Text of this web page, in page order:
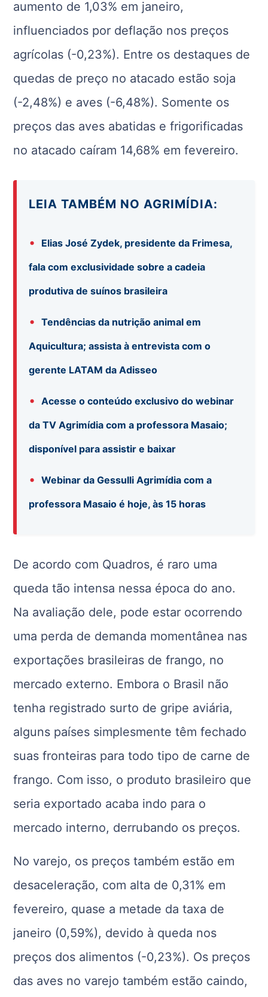
aumento de 1,03% em janeiro,
influenciados por deflação nos preços
agrícolas (-0,23%). Entre os destaques de
quedas de preço no atacado estão soja
(-2,48%) e aves (-6,48%). Somente os
preços das aves abatidas e frigorificadas
no atacado caíram 14,68% em fevereiro.
LEIA TAMBÉM NO AGRIMÍDIA:
•
Elias José Zydek, presidente da Frimesa,
fala com exclusividade sobre a cadeia
produtiva de suínos brasileira
•
Tendências da nutrição animal em
Aquicultura; assista à entrevista com o
gerente LATAM da Adisseo
•
Acesse o conteúdo exclusivo do webinar
da TV Agrimídia com a professora Masaio;
disponível para assistir e baixar
•
Webinar da Gessulli Agrimídia com a
professora Masaio é hoje, às 15 horas
De acordo com Quadros, é raro uma
queda tão intensa nessa época do ano.
Na avaliação dele, pode estar ocorrendo
uma perda de demanda momentânea nas
exportações brasileiras de frango, no
mercado externo. Embora o Brasil não
tenha registrado surto de gripe aviária,
alguns países simplesmente têm fechado
suas fronteiras para todo tipo de carne de
frango. Com isso, o produto brasileiro que
seria exportado acaba indo para o
mercado interno, derrubando os preços.
No varejo, os preços também estão em
desaceleração, com alta de 0,31% em
fevereiro, quase a metade da taxa de
janeiro (0,59%), devido à queda nos
preços dos alimentos (-0,23%). Os preços
das aves no varejo também estão caindo,